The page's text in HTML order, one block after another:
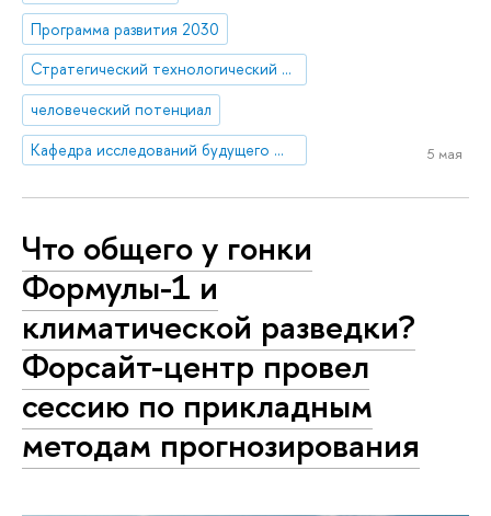
Программа развития 2030
Стратегический технологический проект «Национальный центр социально-экономического и научно-технологического прогнозирования»
человеческий потенциал
Кафедра исследований будущего ЮНЕСКО
5 мая
Что общего у гонки
Формулы-1 и
климатической разведки?
Форсайт-центр провел
сессию по прикладным
методам прогнозирования